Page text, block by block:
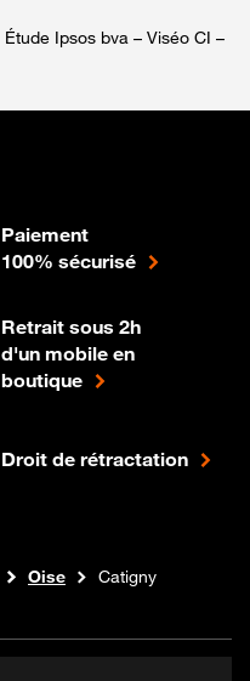
Étude Ipsos bva – Viséo CI –
Paiement
100% sécurisé
Retrait sous 2h
d'un mobile en
boutique
Droit de rétractation
Oise Catigny